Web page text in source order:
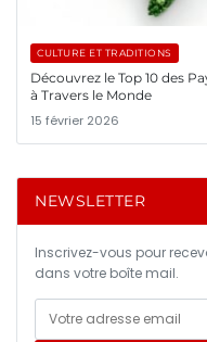
CULTURE ET TRADITIONS
Découvrez le Top 10 des
à Travers le Monde
15 février 2026
NEWSLETTER
Inscrivez-vous pour
dans votre boîte mail.